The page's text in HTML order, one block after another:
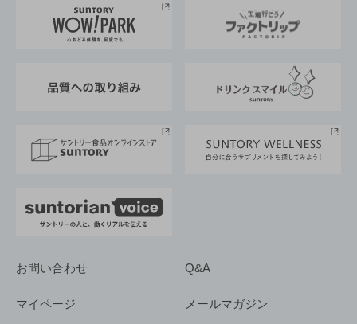
地域情報
サントリーサンバーズ大阪
サントリーが考えるサステナビリティ経営
企業概要
採用情報
お問い合わせ Q&A
マイページ メールマガジン